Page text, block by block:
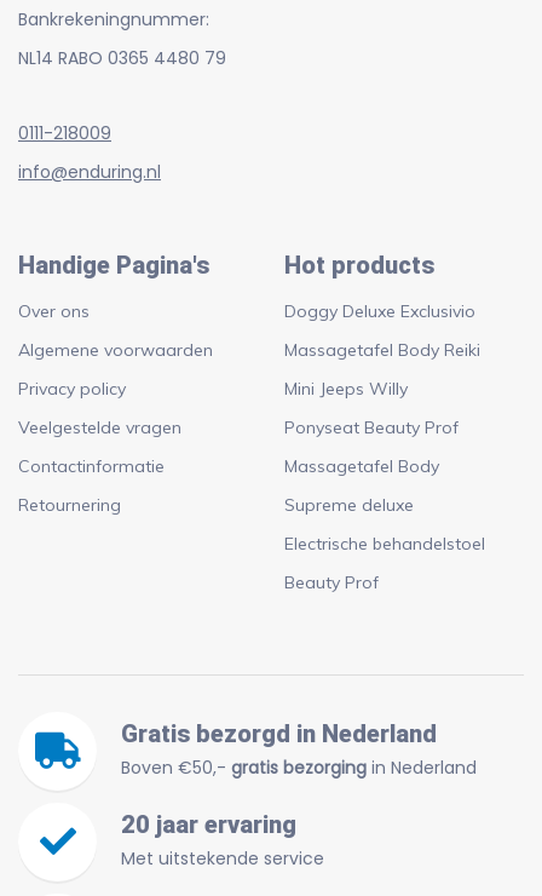
Bankrekeningnummer:
NL14 RABO 0365 4480 79
0111-218009
info@enduring.nl
Handige Pagina's
Over ons
Algemene voorwaarden
Privacy policy
Veelgestelde vragen
Contactinformatie
Retournering
Hot products
Doggy Deluxe Exclusivio
Massagetafel Body Reiki
Mini Jeeps Willy
Ponyseat Beauty Prof
Massagetafel Body
Supreme deluxe
Electrische behandelstoel
Beauty Prof
Gratis bezorgd in Nederland
Boven €50,- gratis bezorging in Nederland
20 jaar ervaring
Met uitstekende service